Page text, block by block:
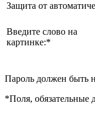
Защита от
Введите слово на
картинке:*
Пароль должен быть
*Поля, обязательные